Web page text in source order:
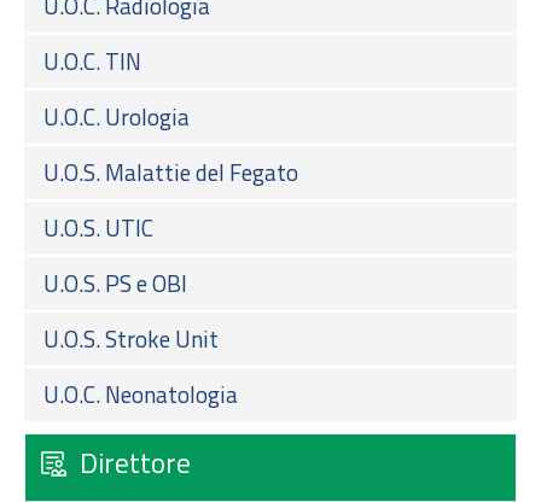
U.O.C. TIN
U.O.C. Urologia
U.O.S. Malattie del Fegato
U.O.S. UTIC
U.O.S. PS e OBI
U.O.S. Stroke Unit
U.O.C. Neonatologia
Direttore